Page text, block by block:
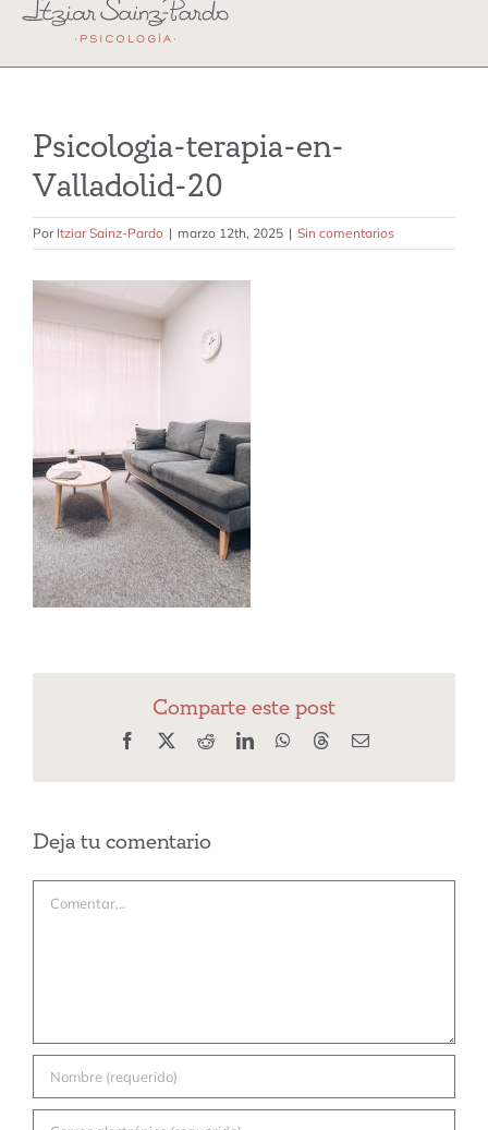
terapia individual
terapia familiar
terapia de pareja
sobre mi
blog
Psicologia-terapia-en-
Valladolid-20
Por Itziar Sainz-Pardo | marzo 12th, 2025 | Sin comentarios
Comparte este post
Facebook RedditLinkedInWhatsApp
ThreadsCorreo
Deja tu comentario